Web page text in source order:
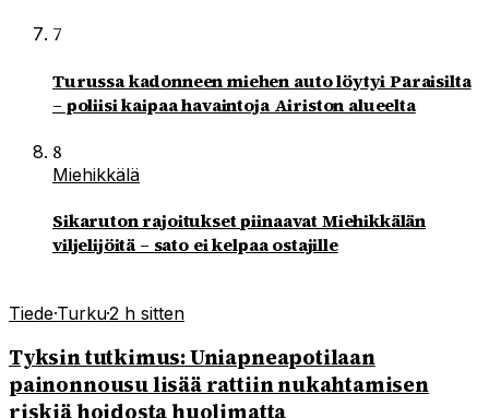
7
Turussa kadonneen miehen auto löytyi Paraisilta
– poliisi kaipaa havaintoja Airiston alueelta
8
Miehikkälä
Sikaruton rajoitukset piinaavat Miehikkälän
viljelijöitä – sato ei kelpaa ostajille
Tiede·Turku·2 h sitten
Tyksin tutkimus: Uniapneapotilaan
painonnousu lisää rattiin nukahtamisen
riskiä hoidosta huolimatta